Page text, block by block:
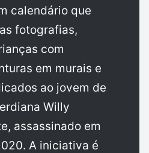
calendário que
fotografias,
com
em murais e
ao jovem de
Willy
assassinado em
A iniciativa é